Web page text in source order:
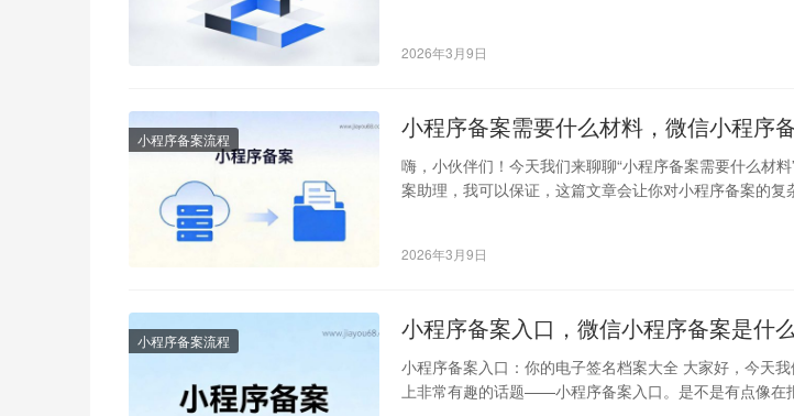
2026年3月9日
小程序备案流程 小程序备案需要什么材料，微信小程序
嗨，小伙伴们！今天我们来聊聊“小程序备案需要什么材
案助理，我可以保证，这篇文章会让你对小程序备案的复
2026年3月9日
小程序备案流程 小程序备案入口，微信小程序备案是什
小程序备案入口：你的电子签名档案大全 大家好，今天
上非常有趣的话题——小程序备案入口。是不是有点像在